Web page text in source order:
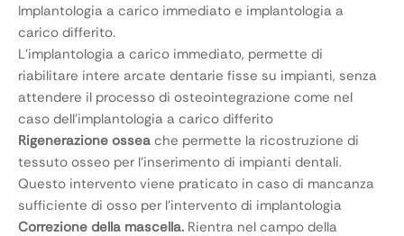
Implantologia a carico immediato e implantologia a
carico differito.
L’implantologia a carico immediato, permette di
riabilitare intere arcate dentarie fisse su impianti, senza
attendere il processo di osteointegrazione come nel
caso dell’implantologia a carico differito
Rigenerazione ossea che permette la ricostruzione di
tessuto osseo per l’inserimento di impianti dentali.
Questo intervento viene praticato in caso di mancanza
sufficiente di osso per l’intervento di implantologia
Correzione della mascella. Rientra nel campo della